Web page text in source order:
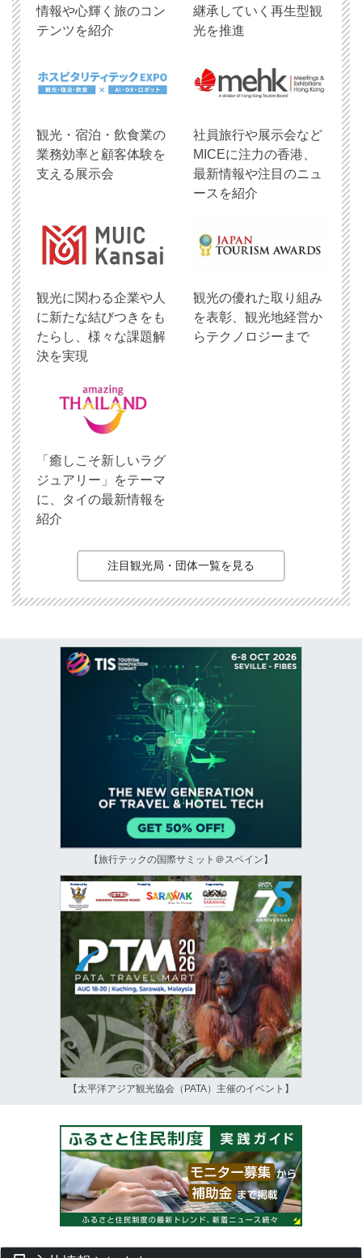
情報や心輝く旅のコン
テンツを紹介
継承していく再生型観
光を推進
観光・宿泊・飲食業の
業務効率と顧客体験を
支える展示会
社員旅行や展示会など
MICEに注力の香港、
最新情報や注目のニュ
ースを紹介
観光に関わる企業や人
に新たな結びつきをも
たらし、様々な課題解
決を実現
観光の優れた取り組み
を表彰、観光地経営か
らテクノロジーまで
「癒しこそ新しいラグ
ジュアリー」をテーマ
に、タイの最新情報を
紹介
注目観光局・団体一覧を見る
【旅行テックの国際サミット＠スペイン】
【太平洋アジア観光協会（PATA）主催のイベント】